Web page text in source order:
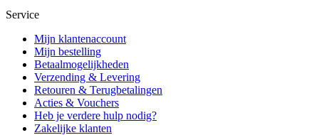
Service
Mijn klantenaccount
Mijn bestelling
Betaalmogelijkheden
Verzending & Levering
Retouren & Terugbetalingen
Acties & Vouchers
Heb je verdere hulp nodig?
Zakelijke klanten